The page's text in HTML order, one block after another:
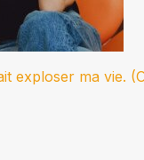
exploser ma vie.